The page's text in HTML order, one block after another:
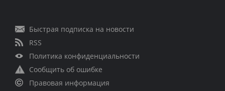
Быстрая подписка на новости
RSS
Политика конфиденциальности
Сообщить об ошибке
Правовая информация